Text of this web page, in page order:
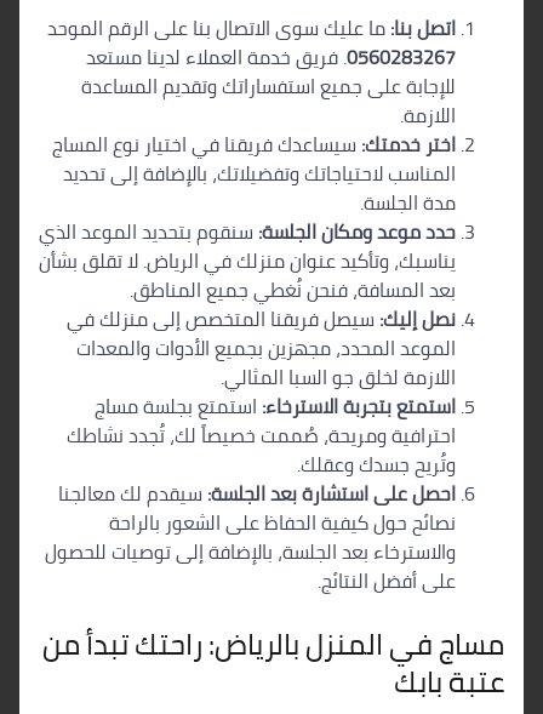
اتصل بنا:ما عليك سوى الاتصال بنا على الرقم الموحد
0560283267. فريق خدمة العملاء لدينا مستعد
للإجابة على جميع استفساراتك وتقديم المساعدة
اللازمة.
اختر خدمتك: سيساعدك فريقنا في اختيار نوع المساج
المناسب لاحتياجاتك وتفضيلاتك، بالإضافة إلى تحديد
مدة الجلسة.
حدد موعد ومكان الجلسة: سنقوم بتحديد الموعد الذي
يناسبك، وتأكيد عنوان منزلك في الرياض. لا تقلق بشأن
بعد المسافة، فنحن نُغطي جميع المناطق.
نصل إليك: سيصل فريقنا المتخصص إلى منزلك في
الموعد المحدد، مجهزين بجميع الأدوات والمعدات
اللازمة لخلق جو السبا المثالي.
استمتع بتجربة الاسترخاء: استمتع بجلسة مساج
احترافية ومريحة، صُممت خصيصاً لك، تُجدد نشاطك
وتُريح جسدك وعقلك.
احصل على استشارة بعد الجلسة: سيقدم لك معالجنا
نصائح حول كيفية الحفاظ على الشعور بالراحة
والاسترخاء بعد الجلسة، بالإضافة إلى توصيات للحصول
على أفضل النتائج.
مساج في المنزل بالرياض: راحتك تبدأ من
عتبة بابك